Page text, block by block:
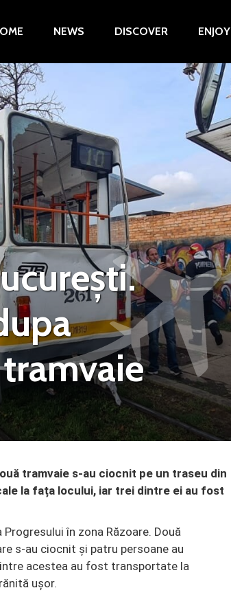
NEWS DISCOVER ENJOY
tramvaie s-au ciocnit pe un traseu din
la fața locului, iar trei dintre ei au fost
în zona Răzoare. Două
s-au ciocnit și patru persoane au
acestea au fost transportate la
ușor.